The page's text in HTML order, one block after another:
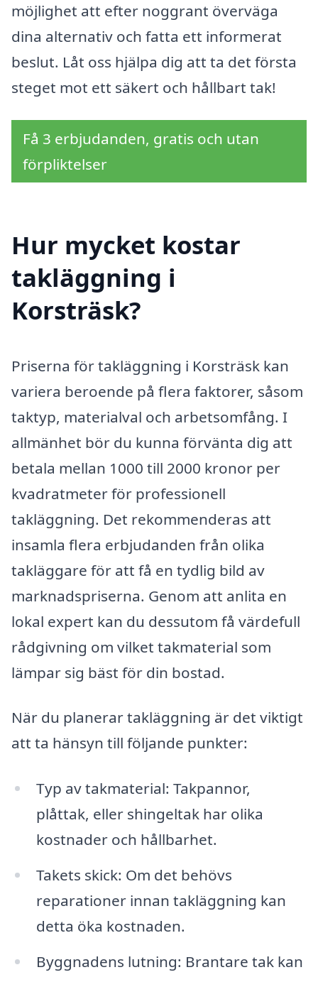
möjlighet att efter noggrant överväga
dina alternativ och fatta ett informerat
beslut. Låt oss hjälpa dig att ta det första
steget mot ett säkert och hållbart tak!
Få 3 erbjudanden, gratis och utan
förpliktelser
Hur mycket kostar
takläggning i
Korsträsk?
Priserna för takläggning i Korsträsk kan
variera beroende på flera faktorer, såsom
taktyp, materialval och arbetsomfång. I
allmänhet bör du kunna förvänta dig att
betala mellan 1000 till 2000 kronor per
kvadratmeter för professionell
takläggning. Det rekommenderas att
insamla flera erbjudanden från olika
takläggare för att få en tydlig bild av
marknadspriserna. Genom att anlita en
lokal expert kan du dessutom få värdefull
rådgivning om vilket takmaterial som
lämpar sig bäst för din bostad.
När du planerar takläggning är det viktigt
att ta hänsyn till följande punkter:
Typ av takmaterial: Takpannor,
plåttak, eller shingeltak har olika
kostnader och hållbarhet.
Takets skick: Om det behövs
reparationer innan takläggning kan
detta öka kostnaden.
Byggnadens lutning: Brantare tak kan